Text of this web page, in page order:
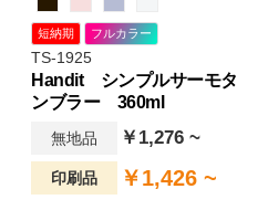
短納期 フルカラー
TS-1925
Handit シンプルサーモタ
ンブラー 360ml
無地品 ￥1,276 ~
印刷品 ￥1,426 ~